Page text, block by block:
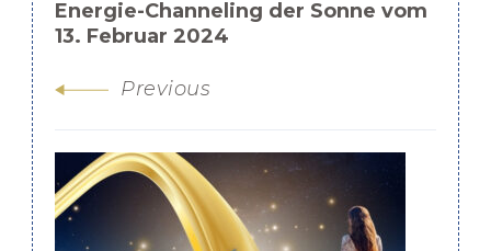
Energie-Channeling der Sonne vom
13. Februar 2024
Previous